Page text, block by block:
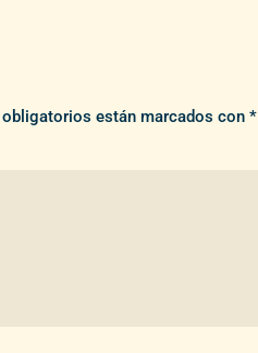
están marcados con*